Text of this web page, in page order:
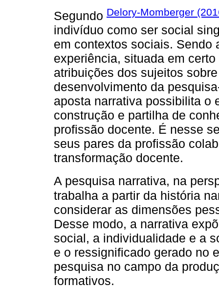
Segundo Delory-Momberger
indivíduo como ser social
em contextos sociais. Sendo
experiência, situada em
atribuições dos sujeitos
desenvolvimento da
aposta narrativa possibilita o
construção e partilha de
profissão docente. É nesse
seus pares da profissão
transformação docente.
A pesquisa narrativa, na
trabalha a partir da história
considerar as dimensões
Desse modo, a narrativa
social, a individualidade e a
e o ressignificado gerado no
pesquisa no campo da
formativos.